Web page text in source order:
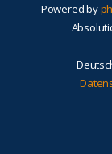
Powered by